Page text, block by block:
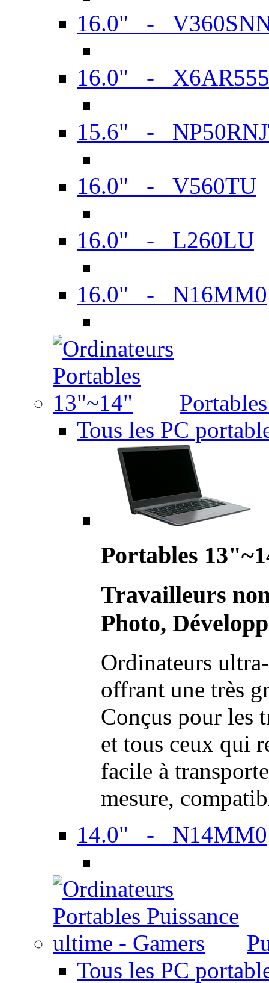
16.0" -
16.0" -
15.6" -
16.0" - V560TU
16.0" - L260LU
16.0" - N16MM0
Tous les PC
Portables
Travailleurs
Photo,
Ordinateurs
offrant une très
Conçus pour les
et tous ceux qui
facile à
mesure,
14.0" - N14MM0
Tous les PC